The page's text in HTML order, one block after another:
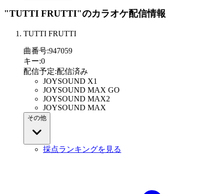
"TUTTI FRUTTI"のカラオケ配信情報
TUTTI FRUTTI
曲番号:947059
キー:0
配信予定:配信済み
JOYSOUND X1
JOYSOUND MAX GO
JOYSOUND MAX2
JOYSOUND MAX
その他
採点ランキングを見る